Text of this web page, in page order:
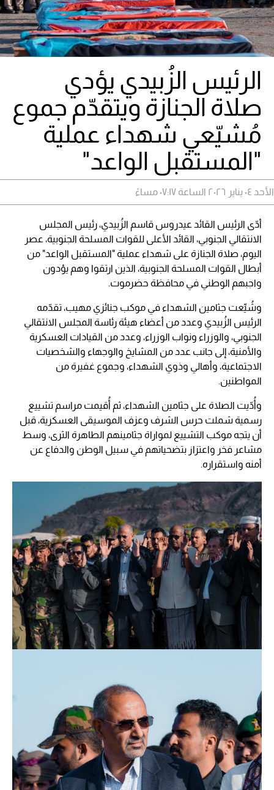
الرئيس الزُبيدي يؤدي
صلاة الجنازة ويتقدّم جموع
مُشيّعي شهداء عملية
"المستقبل الواعد"
الأحد ٠٤ يناير ٢٠٢٦ الساعة ٠٧:١٧ مساءً
أدّى الرئيس القائد عيدروس قاسم الزُبيدي، رئيس المجلس
الانتقالي الجنوبي، القائد الأعلى للقوات المسلحة الجنوبية، عصر
اليوم، صلاة الجنازة على شهداء عملية "المستقبل الواعد" من
أبطال القوات المسلحة الجنوبية، الذين ارتقوا وهم يؤدون
واجبهم الوطني في محافظة حضرموت.
وشُيِّعت جثامين الشهداء في موكب جنائزي مهيب، تقدّمه
الرئيس الزُبيدي وعدد من أعضاء هيئة رئاسة المجلس الانتقالي
الجنوبي، والوزراء ونواب الوزراء، وعدد من القيادات العسكرية
والأمنية، إلى جانب عدد من المشايخ والوجهاء والشخصيات
الاجتماعية، وأهالي وذوي الشهداء، وجموع غفيرة من
المواطنين.
وأُدّيت الصلاة على جثامين الشهداء، ثم أُقيمت مراسم تشييع
رسمية شملت حرس الشرف وعزف الموسيقى العسكرية، قبل
أن يتجه موكب التشييع لمواراة جثامينهم الطاهرة الثرى، وسط
مشاعر فخر واعتزاز بتضحياتهم في سبيل الوطن والدفاع عن
أمنه واستقراره.